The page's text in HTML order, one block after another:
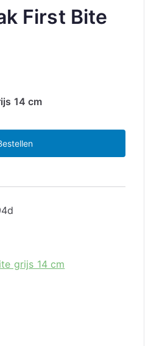
First Bite
14 cm
grijs 14 cm